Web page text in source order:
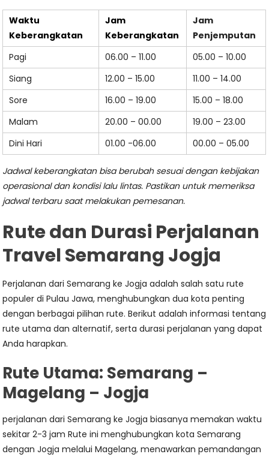
Waktu
Keberangkatan
Jam
Keberangkatan
Jam
Penjemputan
Pagi
06.00 – 11.00
05.00 – 10.00
Siang
12.00 – 15.00
11.00 – 14.00
Sore
16.00 – 19.00
15.00 – 18.00
Malam
20.00 – 00.00
19.00 – 23.00
Dini Hari
01.00 -06.00 00.00 – 05.00
Jadwal keberangkatan bisa berubah sesuai dengan kebijakan
operasional dan kondisi lalu lintas. Pastikan untuk memeriksa
jadwal terbaru saat melakukan pemesanan.
Rute dan Durasi Perjalanan
Travel Semarang Jogja
Perjalanan dari Semarang ke Jogja adalah salah satu rute
populer di Pulau Jawa, menghubungkan dua kota penting
dengan berbagai pilihan rute. Berikut adalah informasi tentang
rute utama dan alternatif, serta durasi perjalanan yang dapat
Anda harapkan.
Rute Utama: Semarang –
Magelang – Jogja
perjalanan dari Semarang ke Jogja biasanya memakan waktu
sekitar 2-3 jam Rute ini menghubungkan kota Semarang
dengan Jogja melalui Magelang, menawarkan pemandangan